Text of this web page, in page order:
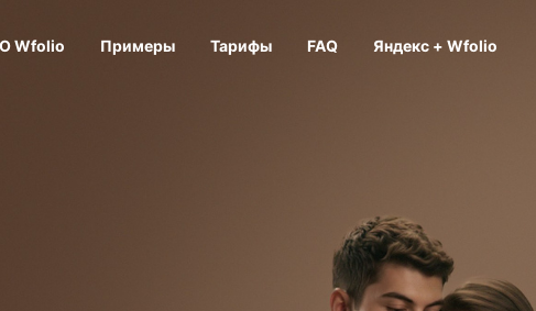
О Wfolio Примеры Тарифы FAQ Яндекс + Wfolio